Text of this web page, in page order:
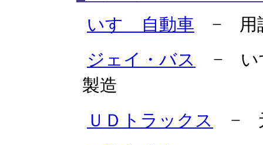
いすゞ自動車 − 用
ジェイ・バス
− い
製造
ＵＤトラックス
−